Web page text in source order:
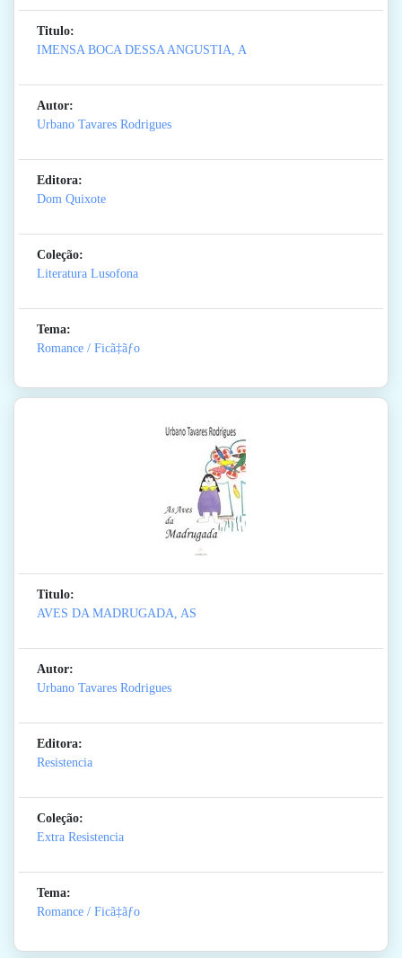
Titulo:
IMENSA BOCA DESSA ANGUSTIA, A
Autor:
Urbano Tavares Rodrigues
Editora:
Dom Quixote
Coleção:
Literatura Lusofona
Tema:
Romance / Ficã‡ãƒo
Titulo:
AVES DA MADRUGADA, AS
Autor:
Urbano Tavares Rodrigues
Editora:
Resistencia
Coleção:
Extra Resistencia
Tema:
Romance / Ficã‡ãƒo